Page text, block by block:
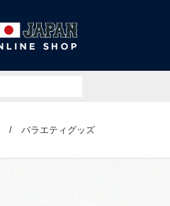
侍ジャ
/ バラエティグッズ